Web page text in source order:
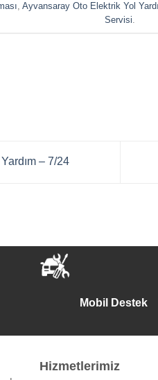
, Ayvansaray Oto Elektrik Yol
Servisi.
– 7/24
Mobil Destek
Hizmetlerimiz